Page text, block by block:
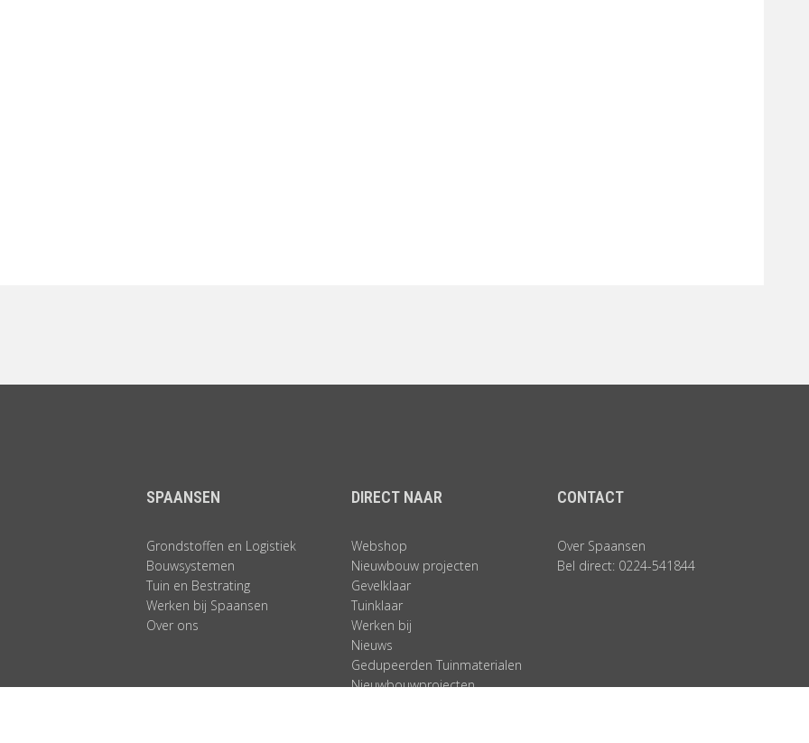
SPAANSEN
Grondstoffen en Logistiek
Bouwsystemen
Tuin en Bestrating
Werken bij Spaansen
Over ons
DIRECT NAAR
Webshop
Nieuwbouw projecten
Gevelklaar
Tuinklaar
Werken bij
Nieuws
Gedupeerden Tuinmaterialen
Nieuwbouwprojecten
CONTACT
Over Spaansen
Bel direct: 0224-541844